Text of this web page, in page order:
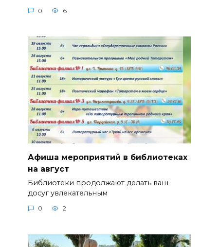
0 6
Афиша мероприятий в библиотеках
на август
Библиотеки продолжают делать ваш
досуг увлекательным
0 2